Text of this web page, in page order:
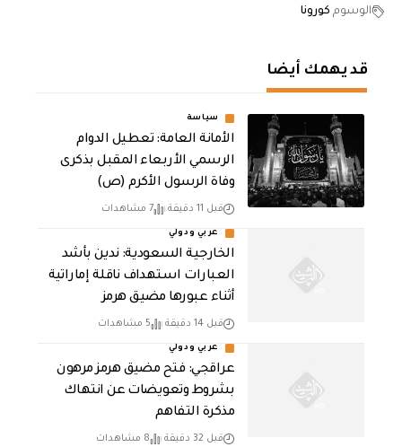
الوسوم كورونا
قد يهمك أيضا
سياسة
الأمانة العامة: تعطيل الدوام
الرسمي الأربعاء المقبل بذكرى
وفاة الرسول الأكرم (ص)
قبل 11 دقيقة 7 مشاهدات
عربي ودولي
‏الخارجية السعودية: ندين بأشد
العبارات استهداف ناقلة إماراتية
أثناء عبورها مضيق هرمز
قبل 14 دقيقة 5 مشاهدات
عربي ودولي
عراقجي: فتح مضيق هرمز مرهون
بشروط وتعويضات عن انتهاك
مذكرة التفاهم
قبل 32 دقيقة 8 مشاهدات